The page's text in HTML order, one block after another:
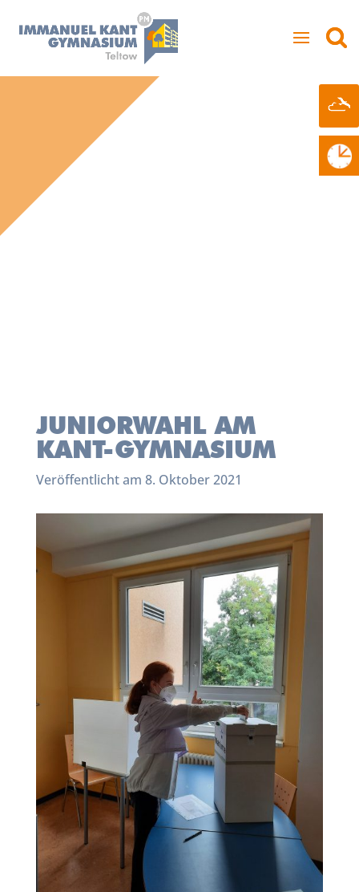
JUNIORWAHL AM
KANT-GYMNASIUM
Veröffentlicht am 8. Oktober 2021